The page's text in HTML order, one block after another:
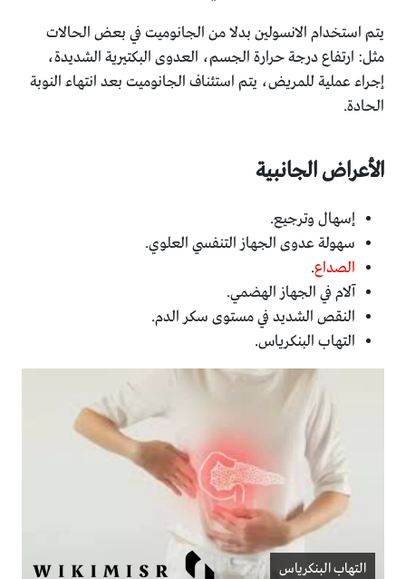
يتم استخدام الانسولين بدلا من الجانوميت في بعض الحالات
مثل: ارتفاع درجة حرارة الجسم، العدوى البكتيرية الشديدة،
إجراء عملية للمريض، يتم استئناف الجانوميت بعد انتهاء النوبة
الحادة.
الأعراض الجانبية
إسهال وترجيع.
سهولة عدوى الجهاز التنفسي العلوي.
الصداع.
آلام في الجهاز الهضمي.
النقص الشديد في مستوى سكر الدم.
التهاب البنكرياس.
التهاب البنكرياس